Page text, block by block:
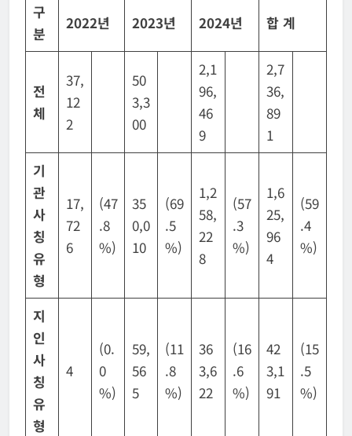
구
분
2022년 2023년 2024년 합 계
전
체
37,
12
2
50
3,3
00
2,1
96,
46
9
2,7
36,
89
1
기
관
사
칭
유
형
17,
72
6
(47
.8
%)
35
0,0
10
(69
.5
%)
1,2
58,
22
8
(57
.3
%)
1,6
25,
96
4
(59
.4
%)
지
인
사
칭
유
형
4
(0.
0
%)
59,
56
5
(11
.8
%)
36
3,6
22
(16
.6
%)
42
3,1
91
(15
.5
%)